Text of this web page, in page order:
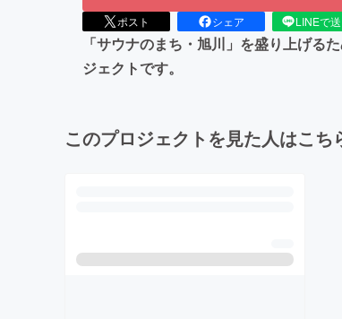
ポスト シェア LINEで
「サウナのまち・旭川」を盛り上げる
ジェクトです。
このプロジェクトを見た人はこ